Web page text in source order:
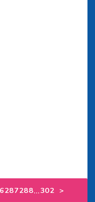
287288...302 >